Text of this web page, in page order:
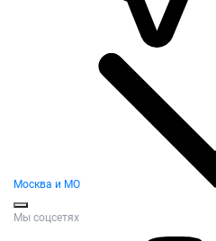
Москва и МО
Мы соцсетях